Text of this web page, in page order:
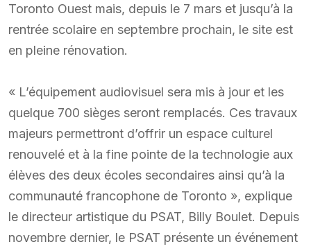
Toronto Ouest mais, depuis le 7 mars et jusqu’à la
rentrée scolaire en septembre prochain, le site est
en pleine rénovation.
« L’équipement audiovisuel sera mis à jour et les
quelque 700 sièges seront remplacés. Ces travaux
majeurs permettront d’offrir un espace culturel
renouvelé et à la fine pointe de la technologie aux
élèves des deux écoles secondaires ainsi qu’à la
communauté francophone de Toronto », explique
le directeur artistique du PSAT, Billy Boulet. Depuis
novembre dernier, le PSAT présente un événement